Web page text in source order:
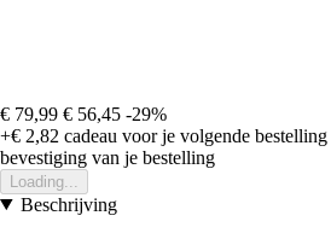
€ 79,99 € 56,45 -29%
+€ 2,82 cadeau voor je volgende bestelling
bevestiging van je bestelling
Loading...
Beschrijving